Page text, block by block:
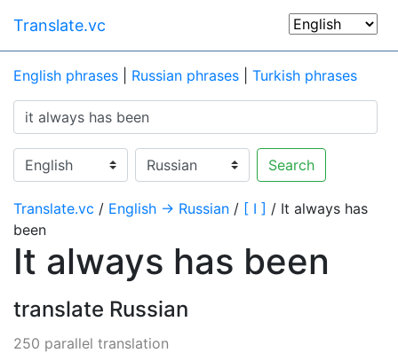
Translate.vc
English phrases Russian phrases Turkish phrases
Search
Translate.vc / English → Russian / [ I ] / It always has
been
It always has been
translate Russian
250 parallel translation